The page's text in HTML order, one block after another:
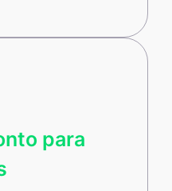
para